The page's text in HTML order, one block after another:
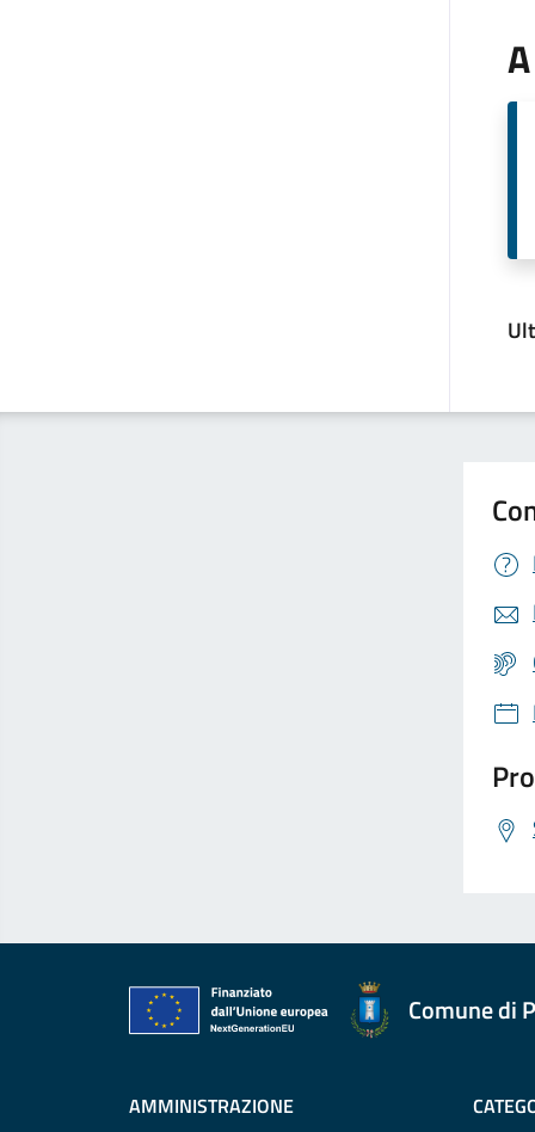
Comune di
AMMINISTRAZIONE